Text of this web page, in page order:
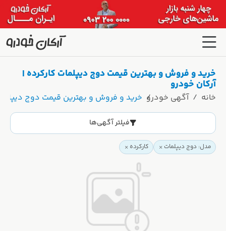
خرید و فروش و بهترین قیمت دوج دیپلمات کارکرده |
آرکان خودرو
خانه آگهی خودرو خرید و فروش و بهترین قیمت دوج
فیلتر آگهی‌ها
مدل: دوج دیپلمات کارکرده